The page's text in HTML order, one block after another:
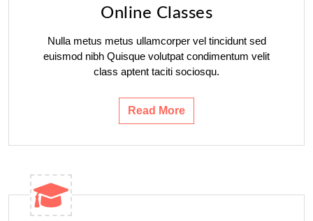
Online Classes
Nulla metus metus ullamcorper vel tincidunt sed
euismod nibh Quisque volutpat condimentum velit
class aptent taciti sociosqu.
Read More